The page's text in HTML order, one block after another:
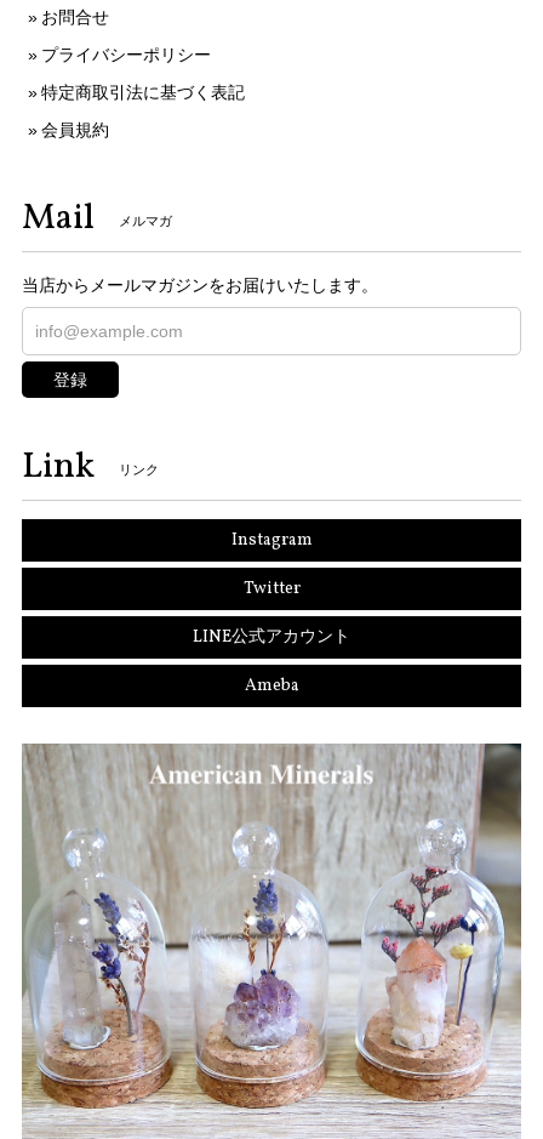
お問合せ
プライバシーポリシー
特定商取引法に基づく表記
会員規約
Mail メルマガ
当店からメールマガジンをお届けいたします。
登録
Link リンク
Instagram
Twitter
LINE公式アカウント
Ameba